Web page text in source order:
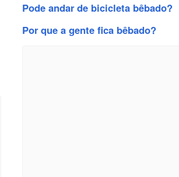
Pode andar de bicicleta bêbado?
Por que a gente fica bêbado?